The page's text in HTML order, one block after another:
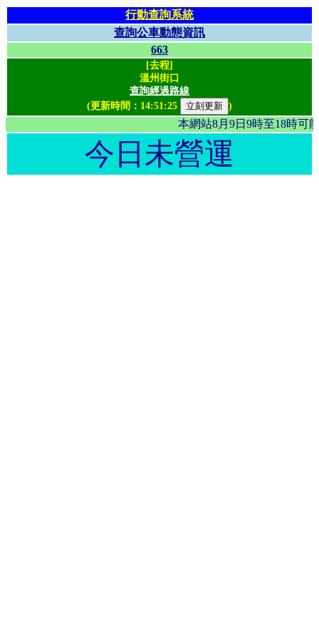
行動查詢系統
查詢公車動態資訊
663
[去程]
溫州街口
查詢經過路線
(更新時間： 14:51:25 )
本網站8月9日9時至18
今日未營運